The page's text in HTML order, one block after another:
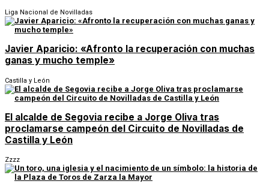
Liga Nacional de Novilladas
Javier Aparicio: «Afronto la recuperación con muchas
ganas y mucho temple»
Castilla y León
El alcalde de Segovia recibe a Jorge Oliva tras
proclamarse campeón del Circuito de Novilladas de
Castilla y León
Zzzz